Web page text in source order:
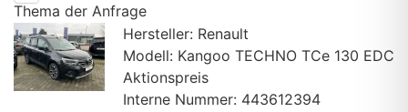
Thema der Anfrage
Hersteller: Renault
Modell: Kangoo TECHNO TCe 130 EDC
Aktionspreis
Interne Nummer: 443612394